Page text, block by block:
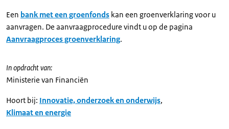
Een bank met een groenfonds kan een groenverklaring voor u
aanvragen. De aanvraagprocedure vindt u op de pagina
Aanvraagproces groenverklaring.
In opdracht van:
Ministerie van Financiën
Hoort bij: Innovatie, onderzoek en onderwijs,
Klimaat en energie